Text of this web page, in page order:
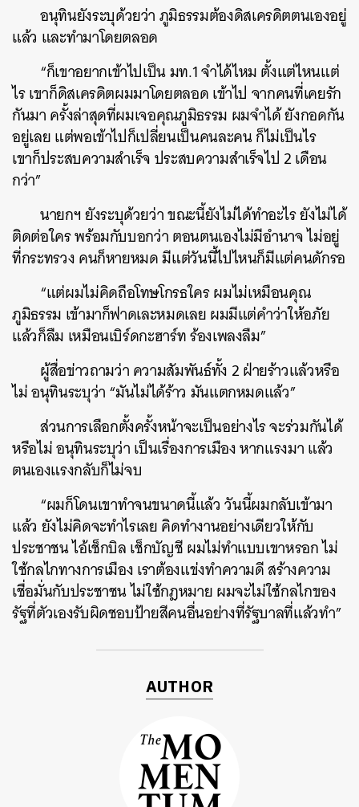
อนุทินยังระบุด้วยว่า ภูมิธรรมต้องดิสเครดิตตนเองอยู่
แล้ว และทำมาโดยตลอด
“ก็เขาอยากเข้าไปเป็น มท.1 จำได้ไหม ตั้งแต่ไหนแต่
ไร เขาก็ดิสเครดิตผมมาโดยตลอด เข้าไป จากคนที่เคยรัก
กันมา ครั้งล่าสุดที่ผมเจอคุณภูมิธรรม ผมจำได้ ยังกอดกัน
อยู่เลย แต่พอเข้าไปก็เปลี่ยนเป็นคนละคน ก็ไม่เป็นไร
เขาก็ประสบความสำเร็จ ประสบความสำเร็จไป 2 เดือน
กว่า”
นายกฯ ยังระบุด้วยว่า ขณะนี้ยังไม่ได้ทำอะไร ยังไม่ได้
ติดต่อใคร พร้อมกับบอกว่า ตอนตนเองไม่มีอำนาจ ไม่อยู่
ที่กระทรวง คนก็หายหมด มีแต่วันนี้ไปไหนก็มีแต่คนดักรอ
“แต่ผมไม่คิดถือโทษโกรธใคร ผมไม่เหมือนคุณ
ภูมิธรรม เข้ามาก็ฟาดเละหมดเลย ผมมีแต่คำว่าให้อภัย
แล้วก็ลืม เหมือนเบิร์ดกะฮาร์ท ร้องเพลงลืม”
ผู้สื่อข่าวถามว่า ความสัมพันธ์ทั้ง 2 ฝ่ายร้าวแล้วหรือ
ไม่ อนุทินระบุว่า “มันไม่ได้ร้าว มันแตกหมดแล้ว”
ส่วนการเลือกตั้งครั้งหน้าจะเป็นอย่างไร จะร่วมกันได้
หรือไม่ อนุทินระบุว่า เป็นเรื่องการเมือง หากแรงมา แล้ว
ตนเองแรงกลับก็ไม่จบ
“ผมก็โดนเขาทำจนขนาดนี้แล้ว วันนี้ผมกลับเข้ามา
แล้ว ยังไม่คิดจะทำไรเลย คิดทำงานอย่างเดียวให้กับ
ประชาชน ไอ้เช็กบิล เช็กบัญชี ผมไม่ทำแบบเขาหรอก ไม่
ใช้กลไกทางการเมือง เราต้องแข่งทำความดี สร้างความ
เชื่อมั่นกับประชาชน ไม่ใช้กฎหมาย ผมจะไม่ใช้กลไกของ
รัฐที่ตัวเองรับผิดชอบป้ายสีคนอื่นอย่างที่รัฐบาลที่แล้วทำ”
AUTHOR
ค้นหา
SHARE TWEET LINE EMAIL